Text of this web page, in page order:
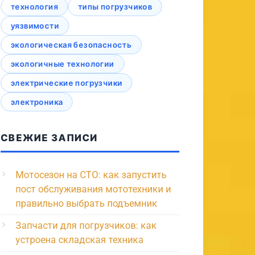
технология
типы погрузчиков
уязвимости
экологическая безопасность
экологичные технологии
электрические погрузчики
электроника
СВЕЖИЕ ЗАПИСИ
Мотосезон на СТО: как запустить
пост обслуживания мототехники и
правильно выбрать подъемник
Запчасти для погрузчиков: как
устроена складская техника